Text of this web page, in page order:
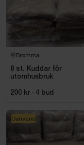
Bromma
8 st. Kuddar för
utomhusbruk
200 kr · 4 bud
Oanvänd